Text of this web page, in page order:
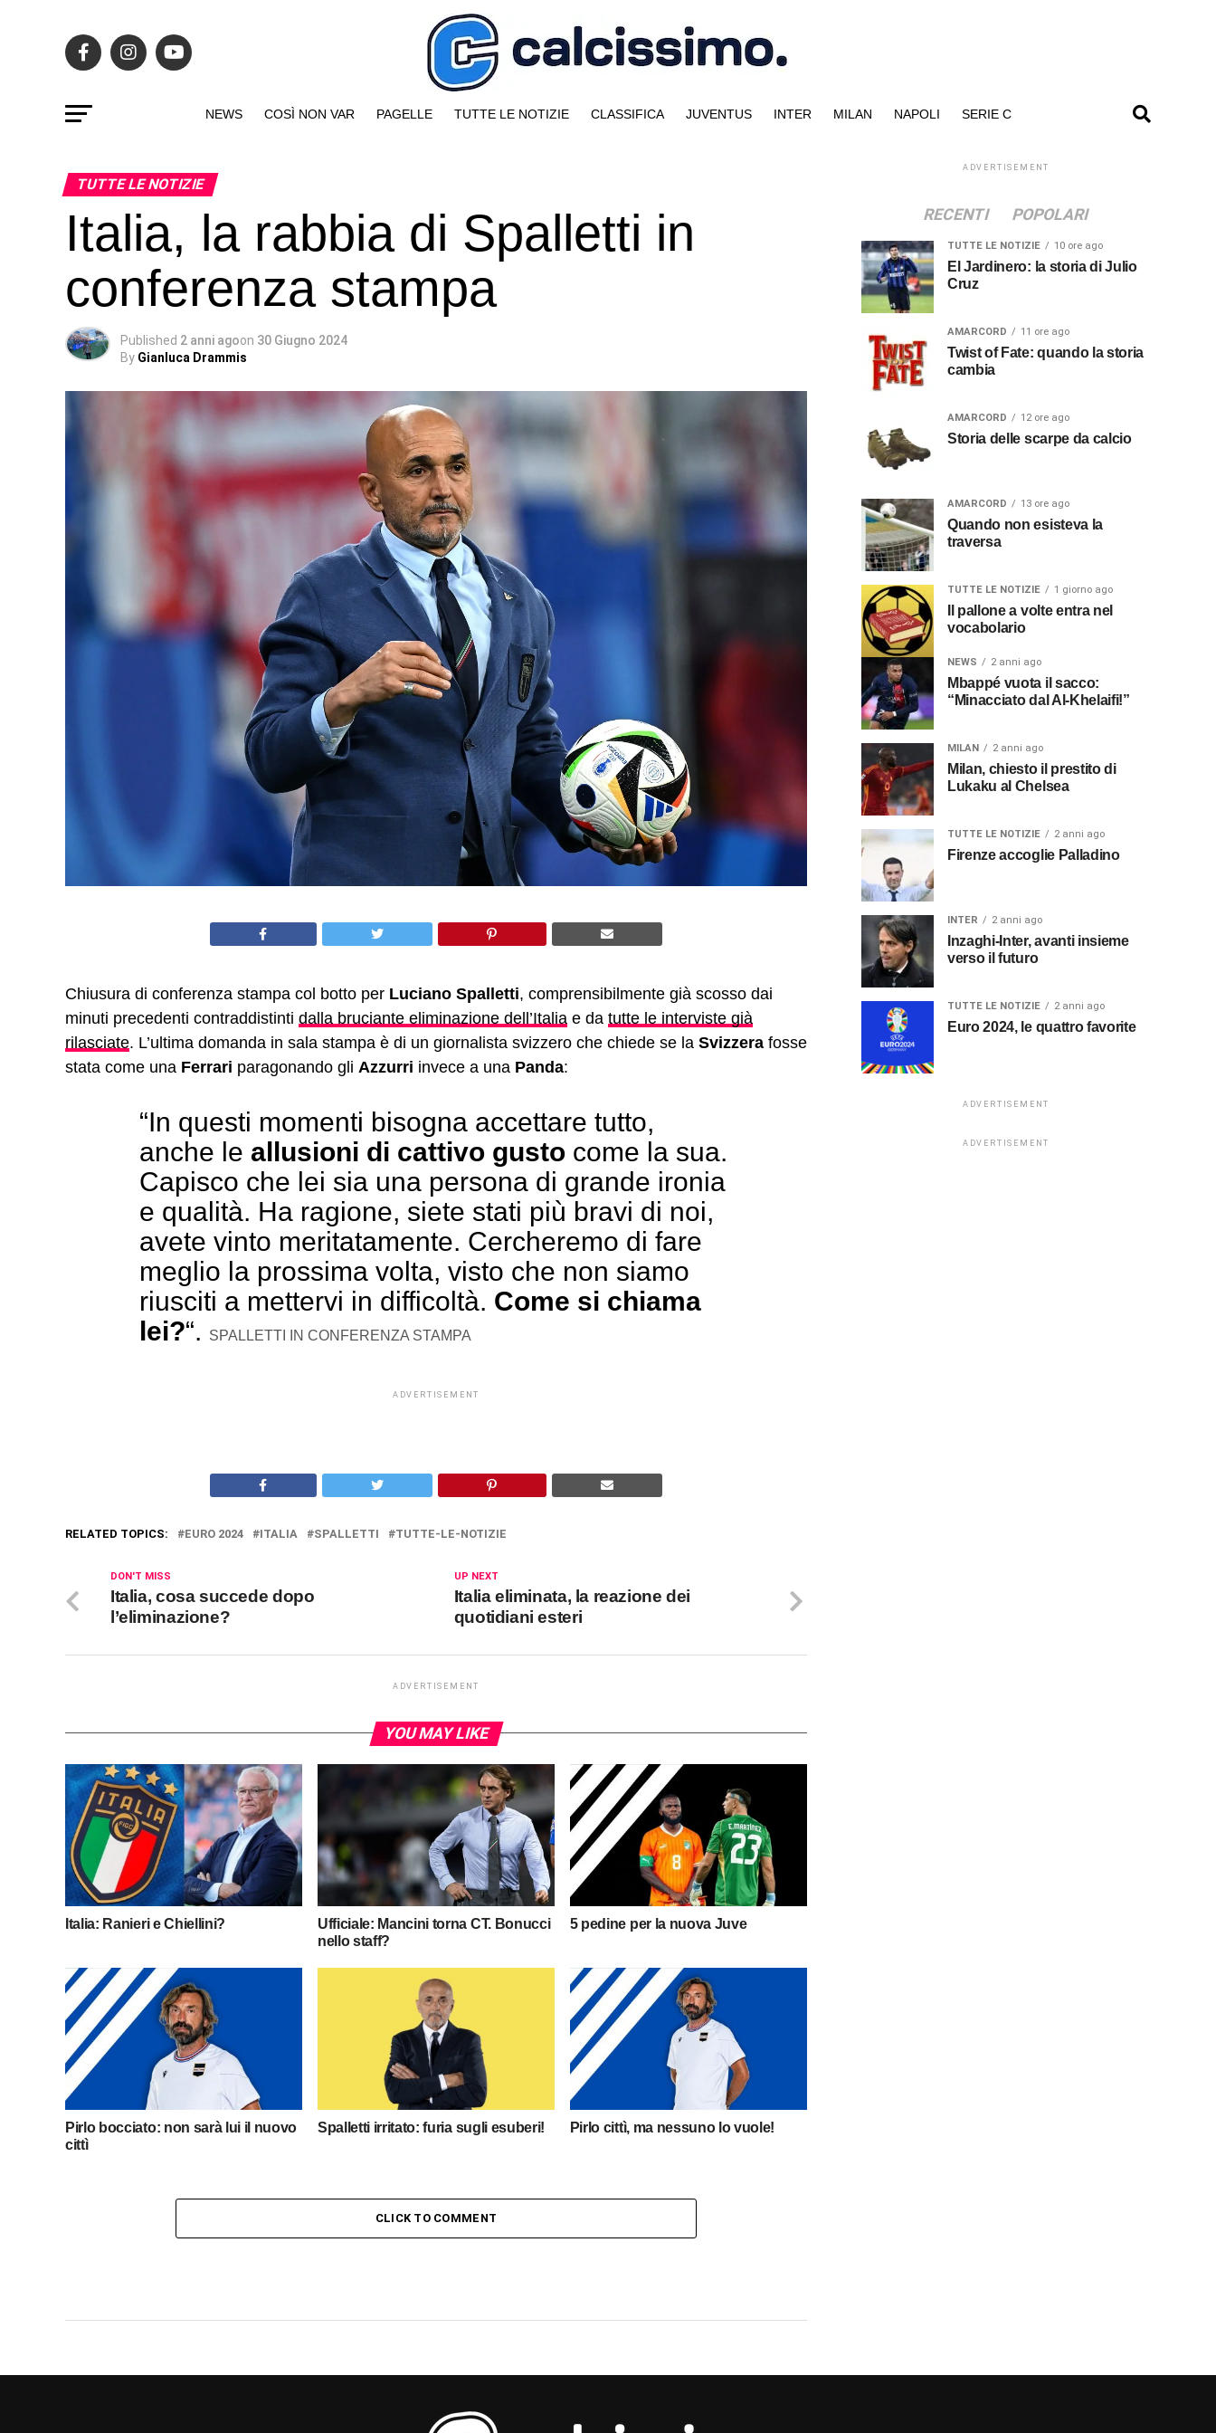
NEWS COSÌ NON VAR PAGELLE TUTTE LE NOTIZIE CLASSIFICA JUVENTUS INTER MILAN NAPOLI SERIE C
TUTTE LE NOTIZIE
Italia, la rabbia di Spalletti in
conferenza stampa
Published 2 anni agoon 30 Giugno 2024
By Gianluca Drammis
Chiusura di conferenza stampa col botto per Luciano Spalletti, comprensibilmente già scosso dai
minuti precedenti contraddistinti dalla bruciante eliminazione dell’Italia e da tutte le interviste già
rilasciate. L’ultima domanda in sala stampa è di un giornalista svizzero che chiede se la Svizzera fosse
stata come una Ferrari paragonando gli Azzurri invece a una Panda:
“In questi momenti bisogna accettare tutto,
anche le allusioni di cattivo gusto come la sua.
Capisco che lei sia una persona di grande ironia
e qualità. Ha ragione, siete stati più bravi di noi,
avete vinto meritatamente. Cercheremo di fare
meglio la prossima volta, visto che non siamo
riusciti a mettervi in difficoltà. Come si chiama
lei?“. SPALLETTI IN CONFERENZA STAMPA
ADVERTISEMENT
RELATED TOPICS: EURO 2024 ITALIA SPALLETTI TUTTE-LE-NOTIZIE
UP NEXT
Italia eliminata, la reazione dei
quotidiani esteri
DON'T MISS
Italia, cosa succede dopo
l’eliminazione?
ADVERTISEMENT
YOU MAY LIKE
Italia: Ranieri e Chiellini?
Ufficiale: Mancini torna CT. Bonucci
nello staff?
5 pedine per la nuova Juve
Pirlo bocciato: non sarà lui il nuovo
cittì
Spalletti irritato: furia sugli esuberi! Pirlo cittì, ma nessuno lo vuole!
CLICK TO COMMENT
ADVERTISEMENT
RECENTI POPOLARI
TUTTE LE NOTIZIE 10 ore ago
El Jardinero: la storia di Julio
Cruz
AMARCORD 11 ore ago
Twist of Fate: quando la storia
cambia
AMARCORD 12 ore ago
Storia delle scarpe da calcio
AMARCORD 13 ore ago
Quando non esisteva la
traversa
TUTTE LE NOTIZIE 1 giorno ago
Il pallone a volte entra nel
vocabolario
NEWS 2 anni ago
Mbappé vuota il sacco:
“Minacciato dal Al-Khelaifi!”
MILAN 2 anni ago
Milan, chiesto il prestito di
Lukaku al Chelsea
TUTTE LE NOTIZIE 2 anni ago
Firenze accoglie Palladino
INTER 2 anni ago
Inzaghi-Inter, avanti insieme
verso il futuro
TUTTE LE NOTIZIE 2 anni ago
Euro 2024, le quattro favorite
ADVERTISEMENT
ADVERTISEMENT